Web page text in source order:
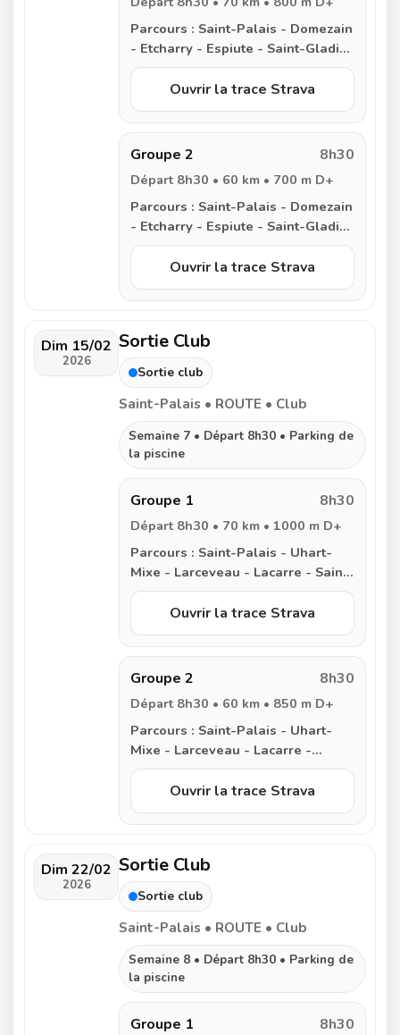
Parcours :
- Etcharry - Espiute - Saint-Gladie
- Barraute - Monfort - Narp -
Audaux - Bugnein - Navarrenx -
Castetnau Camblong - Nabas -
- Lohitzun - Saint-Palais
Ouvrir la trace Strava
Groupe 2 8h30
Départ 8h30 • 60 km • 700 m D+
Parcours :
- Etcharry - Espiute - Saint-Gladie
- Barraute - Monfort - Rivehaute -
Charritte de Bas - Espes - Ainharp
- Lohitzun - Saint-Palais
Ouvrir la trace Strava
Dim 15/02
2026
Sortie Club
Sortie club
Saint-Palais • ROUTE • Club
Semaine 7 • Départ 8h30 • Parking de
la piscine
Groupe 1 8h30
Départ 8h30 • 70 km • 1000 m D+
Parcours :
Mixe - Larceveau - Lacarre - Saint
Jean Pied de Port - Jaxue -
Irissarry - Iholdy - Armendarits -
Lantabat - Beyrie - Saint-Palais
Ouvrir la trace Strava
Groupe 2 8h30
Départ 8h30 • 60 km • 850 m D+
Parcours :
Mixe - Larceveau - Lacarre -
Irissarry - Iholdy - Armendarits -
Lantabat - Beyrie - Saint-Palais
Ouvrir la trace Strava
Dim 22/02
2026
Sortie Club
Sortie club
Saint-Palais • ROUTE • Club
Semaine 8 • Départ 8h30 • Parking de
la piscine
Groupe 1 8h30